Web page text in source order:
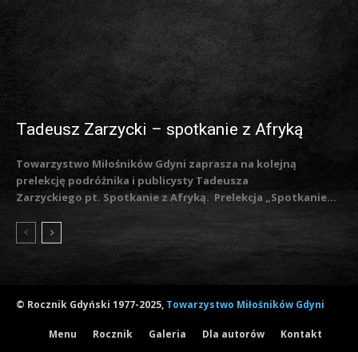
Tadeusz Zarzycki – spotkanie z Afryką
Towarzystwo Miłośników Gdyni zaprasza na kolejną
prelekcję podróżnika i publicysty Tadeusza
Zarzyckiego pt. Spotkanie z Afryką. Prelekcja „Spotkanie...
© Rocznik Gdyński 1977-2025, Towarzystwo Miłośników Gdyni
Menu Rocznik Galeria Dla autorów Kontakt